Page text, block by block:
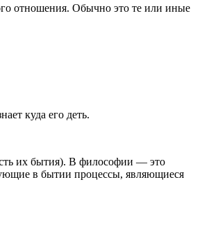
отношения. Обычно это те или иные
куда его деть.
их бытия). В философии — это
в бытии процессы, являющиеся